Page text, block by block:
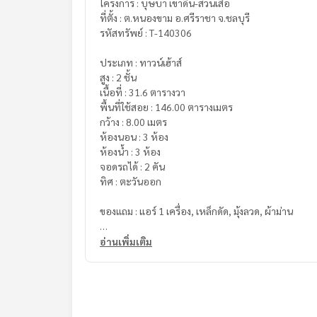
ที่ตั้ง : ต.หนองขาม อ.ศรีราชา จ.ชลบุรี
รหัสทรัพย์ : T-140306
ประเภท : ทาวน์เฮ้าส์
สูง : 2 ชั้น
เนื้อที่ : 31.6 ตารางวา
พื้นที่ใช้สอย : 146.00 ตารางเมตร
กว้าง : 8.00 เมตร
ห้องนอน : 3 ห้อง
ห้องน้ำ : 3 ห้อง
จอดรถได้ : 2 คัน
ทิศ : ตะวันออก
ของแถม : แอร์ 1 เครื่อง, เหล็กดัด, มุ้งลวด, ผ้าม่าน
ราคา : 2,400,000 บาท
อ่านเพิ่มเติม